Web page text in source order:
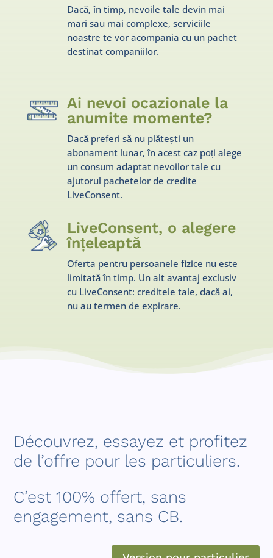
Dacă, în timp, nevoile tale devin mai
mari sau mai complexe, serviciile
noastre te vor acompania cu un pachet
destinat companiilor.
Ai nevoi ocazionale la
anumite momente?
Dacă preferi să nu plătești un
abonament lunar, în acest caz poți alege
un consum adaptat nevoilor tale cu
ajutorul pachetelor de credite
LiveConsent.
LiveConsent, o alegere
înțeleaptă
Oferta pentru persoanele fizice nu este
limitată în timp. Un alt avantaj exclusiv
cu LiveConsent: creditele tale, dacă ai,
nu au termen de expirare.
Découvrez, essayez et profitez
de l’offre pour les particuliers.
C’est 100% offert, sans
engagement, sans CB.